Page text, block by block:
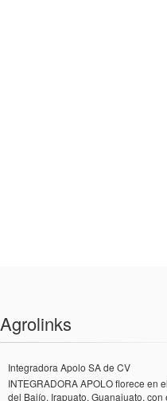
Agrolinks
Integradora Apolo SA de CV
INTEGRADORA APOLO florece en
del Bajío, Irapuato, Guanajuato, con